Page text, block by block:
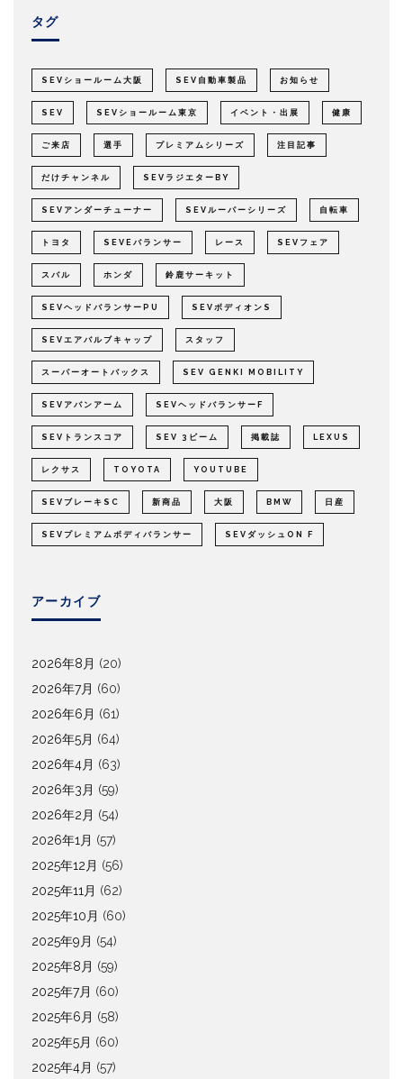
タグ
SEVショールーム大阪 SEV自動車製品 お知らせ
SEV SEVショールーム東京 イベント・出展 健康
ご来店 選手 プレミアムシリーズ 注目記事
だけチャンネル SEVラジエターBY
SEVアンダーチューナー SEVルーパーシリーズ 自転車
トヨタ SEVEバランサー レース SEVフェア
スバル ホンダ 鈴鹿サーキット
SEVヘッドバランサーPU SEVボディオンS
SEVエアバルブキャップ スタッフ
スーパーオートバックス SEV GENKI MOBILITY
SEVアバンアーム SEVヘッドバランサーF
SEVトランスコア SEV 3ビーム 掲載誌 LEXUS
レクサス TOYOTA YOUTUBE
SEVブレーキSC 新商品 大阪 BMW 日産
SEVプレミアムボディバランサー SEVダッシュON F
アーカイブ
2026年8月 (20)
2026年7月 (60)
2026年6月 (61)
2026年5月 (64)
2026年4月 (63)
2026年3月 (59)
2026年2月 (54)
2026年1月 (57)
2025年12月 (56)
2025年11月 (62)
2025年10月 (60)
2025年9月 (54)
2025年8月 (59)
2025年7月 (60)
2025年6月 (58)
2025年5月 (60)
2025年4月 (57)